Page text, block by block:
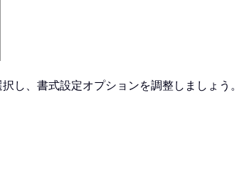
し、書式設定オプションを調整しましょう。